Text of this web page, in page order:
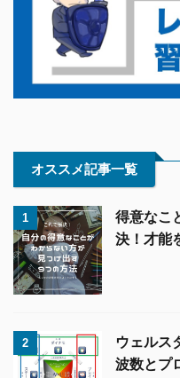
オススメ記事一覧
1
得意なこ
決！才能
2
ウェルス
波数とプ